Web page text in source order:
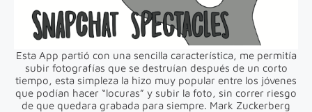
Esta App partió con una sencilla característica, me permitía
subir fotografías que se destruían después de un corto
tiempo, esta simpleza la hizo muy popular entre los jóvenes
que podían hacer “locuras” y subir la foto, sin correr riesgo
de que quedara grabada para siempre. Mark Zuckerberg